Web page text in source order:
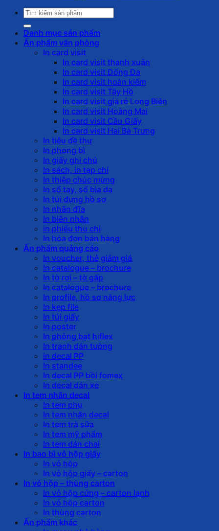
Tìm
kiếm:
Danh mục sản phẩm
Ấn phẩm văn phòng
In card visit
In card visit thanh xuân
In card visit Đống Đa
In card visit hoàn kiếm
In card visit Tây Hồ
In card visit giá rẻ Long Biên
In card visit Hoàng Mai
In card visit Cầu Giấy
In card visit Hai Bà Trưng
In tiêu đề thư
In phong bì
In giấy ghi chú
In sách, in tạp chí
In thiệp chúc mừng
In sổ tay, sổ bìa da
In túi đựng hồ sơ
In nhãn đĩa
In biên nhận
in phiếu thu chi
In hóa đơn bán hàng
Ấn phẩm quảng cáo
In voucher, thẻ giảm giá
In catalogue – brochure
In tờ rơi – tờ gấp
In catalogue – brochure
In profile, hồ sơ năng lực
In kẹp file
In túi giấy
In poster
In phông bạt hiflex
In tranh dán tường
in decal PP
In standee
In decal PP bồi fomex
In decal dán xe
In tem nhãn decal
In tem phụ
In tem nhãn decal
In tem trà sữa
In tem mỹ phẩm
In tem dán chai
In bao bì vỏ hộp giấy
In vỏ hộp
In vỏ hộp giấy – carton
In vỏ hộp – thùng carton
In vỏ hộp cứng – carton lạnh
In vỏ hộp carton
In thùng carton
Ấn phẩm khác